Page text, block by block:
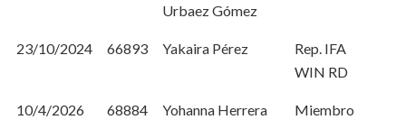
Urbaez Gómez
23/10/2024 66893 Yakaira Pérez
Rep. IFA
WIN RD
10/4/2026 68884 Yohanna Herrera Miembro